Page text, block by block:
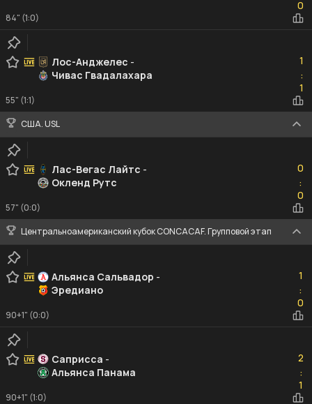
0
84" (1:0)
Лос-Анджелес -
Чивас Гвадалахара
1
:1
1
55" (1:1)
США. USL
Лас-Вегас Лайтс -
Окленд Рутс
0
:0
0
57" (0:0)
Центральноамериканский кубок CONCACAF. Групповой этап
Альянса Сальвадор -
Эредиано
1
:0
0
90+1" (0:0)
Саприсса -
Альянса Панама
2
:1
1
90+1" (1:0)